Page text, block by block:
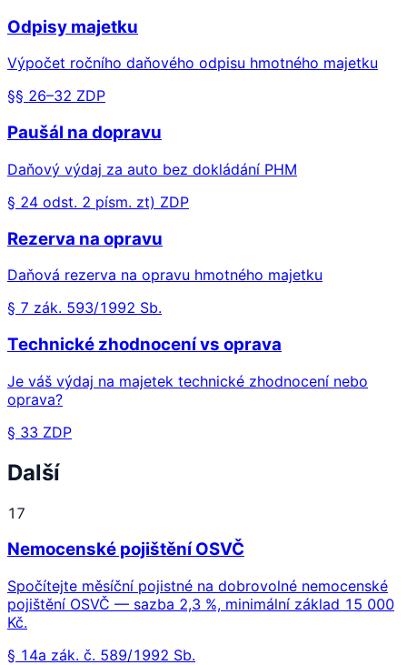
Odpisy majetku
Výpočet ročního daňového odpisu hmotného majetku
§§ 26–32 ZDP
Paušál na dopravu
Daňový výdaj za auto bez dokládání PHM
§ 24 odst. 2 písm. zt) ZDP
Rezerva na opravu
Daňová rezerva na opravu hmotného majetku
§ 7 zák. 593/1992 Sb.
Technické zhodnocení vs oprava
Je váš výdaj na majetek technické zhodnocení nebo
oprava?
§ 33 ZDP
Další
17
Nemocenské pojištění OSVČ
Spočítejte měsíční pojistné na dobrovolné nemocenské
pojištění OSVČ — sazba 2,3 %, minimální základ 15 000
Kč.
§ 14a zák. č. 589/1992 Sb.